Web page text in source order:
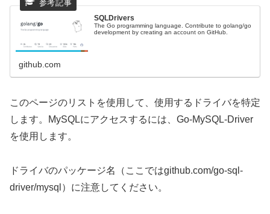
SQLDrivers
The Go programming language. Contribute to golang/go
development by creating an account on GitHub.
github.com
このページのリストを使用して、使用するドライバを特定
します。MySQLにアクセスするには、Go-MySQL-Driver
を使用します。
ドライバのパッケージ名（ここではgithub.com/go-sql-
driver/mysql）に注意してください。